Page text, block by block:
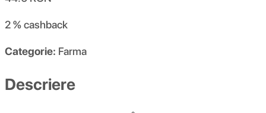
2 %cashback
Categorie: Farma
Descriere